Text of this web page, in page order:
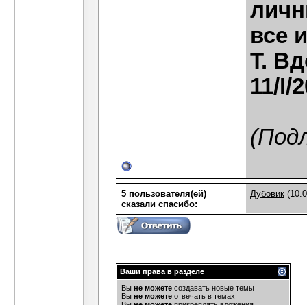
все
Т.
11/I/
5 пользователя(ей)
сказали cпасибо:
Дубовик
Ваши права в разделе
Вы не можете создавать новые темы
Вы не можете отвечать в темах